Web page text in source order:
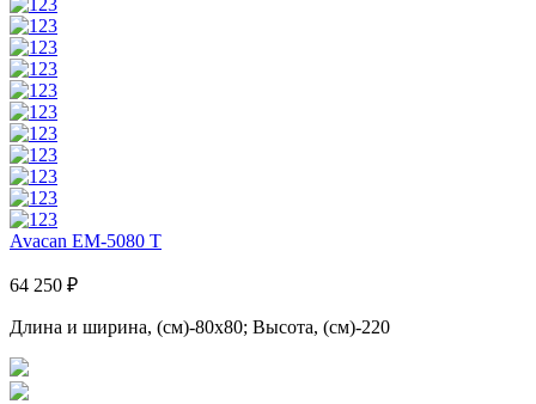
Avacan EM-5080 T
64 250 ₽
Длина и ширина, (см)-80x80; Высота, (см)-220